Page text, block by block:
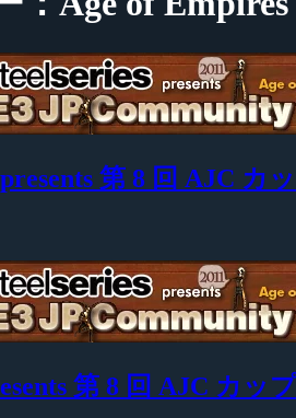
presents 第 8 回 AJC
第 8 回 AJC カ